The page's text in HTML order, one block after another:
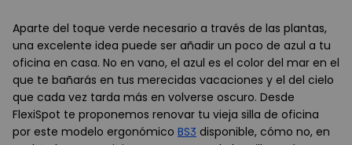
Aparte del toque verde necesario a través de las plantas,
una excelente idea puede ser añadir un poco de azul a tu
oficina en casa. No en vano, el azul es el color del mar en el
que te bañarás en tus merecidas vacaciones y el del cielo
que cada vez tarda más en volverse oscuro. Desde
FlexiSpot te proponemos renovar tu vieja silla de oficina
por este modelo ergonómico BS3 disponible, cómo no, en